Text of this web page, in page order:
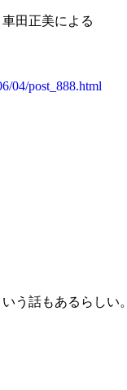
田正美による
04/post_888.html
う話もあるらしい。